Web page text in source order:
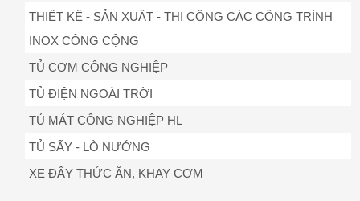
THIẾT KẾ - SẢN XUẤT - THI CÔNG CÁC CÔNG TRÌNH
INOX CÔNG CỘNG
TỦ CƠM CÔNG NGHIỆP
TỦ ĐIỆN NGOÀI TRỜI
TỦ MÁT CÔNG NGHIỆP HL
TỦ SẤY - LÒ NƯỚNG
XE ĐẨY THỨC ĂN, KHAY CƠM